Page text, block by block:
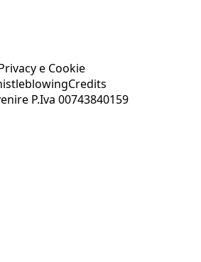
e Cookie
Credits
P.Iva 00743840159